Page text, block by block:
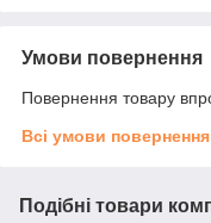
Умови повернення
Повернення товару
Всі умови повернення
Подібні товари